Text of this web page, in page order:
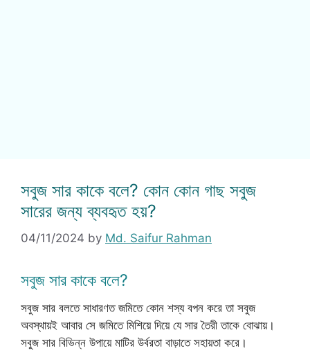
সবুজ সার কাকে বলে? কোন কোন গাছ সবুজ
সারের জন্য ব্যবহৃত হয়?
04/11/2024 by Md. Saifur Rahman
সবুজ সার কাকে বলে?
সবুজ সার বলতে সাধারণত জমিতে কোন শস্য বপন করে তা সবুজ
অবস্থায়ই আবার সে জমিতে মিশিয়ে দিয়ে যে সার তৈরী তাকে বোঝায়।
সবুজ সার বিভিন্ন উপায়ে মাটির উর্বরতা বাড়াতে সহায়তা করে।